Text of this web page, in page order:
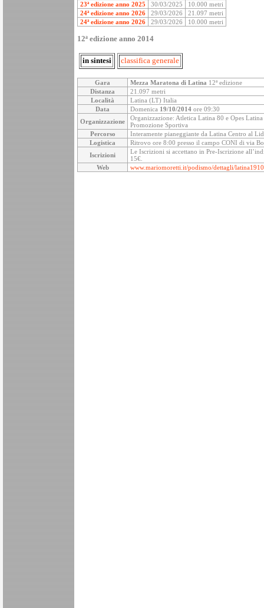
23ª edizione anno 2025
30/03/2025
10.000 metri
24ª edizione anno 2026
29/03/2026
21.097 metri
24ª edizione anno 2026
29/03/2026 10.000 metri
12ª edizione anno 2014
in sintesi classifica generale
Gara Mezza Maratona di Latina 12ª edizione
Distanza
21.097 metri
Località
Latina (LT) Italia
Data
Domenica 19/10/2014 ore 09:30
Organizzazione
Organizzazione: Atletica Latina 80 e Opes
Promozione Sportiva
Percorso
Interamente pianeggiante da Latina Centro al
Logistica
Ritrovo ore 8:00 presso il campo CONI di via
Iscrizioni
Le Iscrizioni si accettano in Pre-Iscrizione
15€.
Web
www.mariomoretti.it/podismo/dettagli/